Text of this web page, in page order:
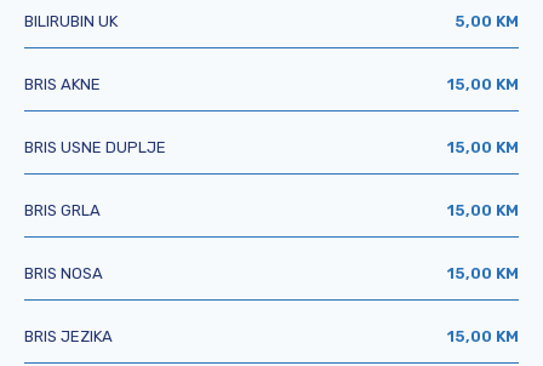
BILIRUBIN UK 5,00 KM
BRIS AKNE 15,00 KM
BRIS USNE DUPLJE 15,00 KM
BRIS GRLA 15,00 KM
BRIS NOSA 15,00 KM
BRIS JEZIKA 15,00 KM